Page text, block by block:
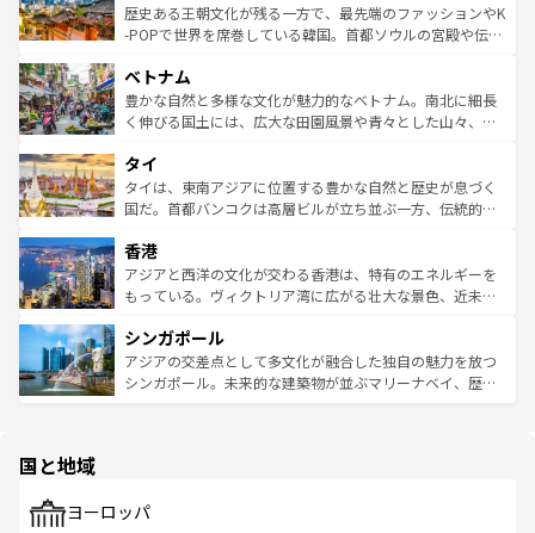
ビング、ハイキングなど、アウトドア好きにはたまらな
い。オーストラリアの多彩な魅力を存分に味わいつくそ
参照してほしい。
と山間の静けさが共存しており、訪れる人に新しい発見と
驚きをもたらしてくれる。また、奥深い台湾の食文化も魅
容にもいいと評判のスイーツなど、バラエティ豊かな料理
が味わえる。 なお、新着の台湾情報は コンテンツ一覧を参
照してほしい。
歴史ある王朝文化が残る一方で、最先端のファッションやK
-POPで世界を席巻している韓国。首都ソウルの宮殿や伝統
き、地方に足を延ばせば四季折々の自然美を楽しむことが
できる。そして、キムチや焼肉、絶品のストリートフード
まで、さまざまな韓国料理が待っている。夜には、韓国な
リティに包まれながら、韓国の多彩な魅力を心ゆくまで味
わってみてほしい。 なお、新着の韓国情報はコンテンツ一
覧を参照してほしい。
ベトナム
豊かな自然と多様な文化が魅力的なベトナム。南北に細長
く伸びる国土には、広大な田園風景や青々とした山々、世
急速な発展と共に伝統が息づく。ハノイの古い町並みやホ
ーチミン市のフランス統治時代の建物も、独特の雰囲気を
醸し出している。また、バラエティの豊かさとおいしさで
とつ。フォーやバインミー、ベトナムコーヒーなどは、ぜ
ひ現地で味わいたい。どの地域を訪れてもあたたかい人々
が旅行者を迎えてくれるので、きっと忘れられない旅にな
参照してほしい。
タイ
タイは、東南アジアに位置する豊かな自然と歴史が息づく
国だ。首都バンコクは高層ビルが立ち並ぶ一方、伝統的な
の活気が交差している。北部ではチェンマイなどの山岳地
帯で自然と触れ合い、南部ではプーケットやクラビの美し
いビーチでリゾート気分を楽しむことができる。タイ料理
激する。気候は一年中温暖で、どの季節にも異なる楽しみ
が待っている。親しみやすいタイの人々、仏教を中心とし
た文化、そして多様な観光資源が、訪れる旅人を魅了し続
香港
アジアと西洋の文化が交わる香港は、特有のエネルギーを
もっている。ヴィクトリア湾に広がる壮大な景色、近未来
み、どこを訪れても感動するはず。観光スポットが密集し
ており、効率よく見どころを回れるのも魅力。息をのむよ
うな絶景から文化的な体験まで、香港を存分に楽しみ尽く
シンガポール
アジアの交差点として多文化が融合した独自の魅力を放つ
シンガポール。未来的な建築物が並ぶマリーナベイ、歴史
で、ホーカーズは地元の風情を楽しめる外せないスポット
国と地域
ヨーロッパ